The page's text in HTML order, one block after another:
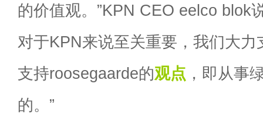
的价值观。”KPN CEO eelco blok
对于KPN来说至关重要，我们大
支持roosegaarde的观点 ，即从事
的。”